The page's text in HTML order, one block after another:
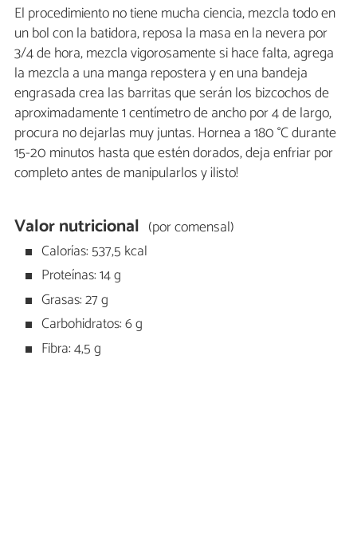
El procedimiento no tiene mucha ciencia, mezcla todo en
un bol con la batidora, reposa la masa en la nevera por
3/4 de hora, mezcla vigorosamente si hace falta, agrega
la mezcla a una manga repostera y en una bandeja
engrasada crea las barritas que serán los bizcochos de
aproximadamente 1 centímetro de ancho por 4 de largo,
procura no dejarlas muy juntas. Hornea a 180 °C durante
15-20 minutos hasta que estén dorados, deja enfriar por
completo antes de manipularlos y ¡listo!
Valor nutricional (por comensal)
Calorías: 537,5 kcal
Proteínas: 14 g
Grasas: 27 g
Carbohidratos: 6 g
Fibra: 4,5 g